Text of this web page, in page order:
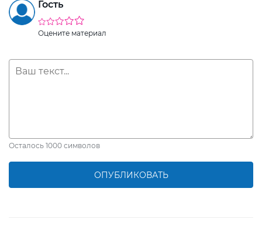
Гость
Оцените материал
Осталось 1000 символов
ОПУБЛИКОВАТЬ